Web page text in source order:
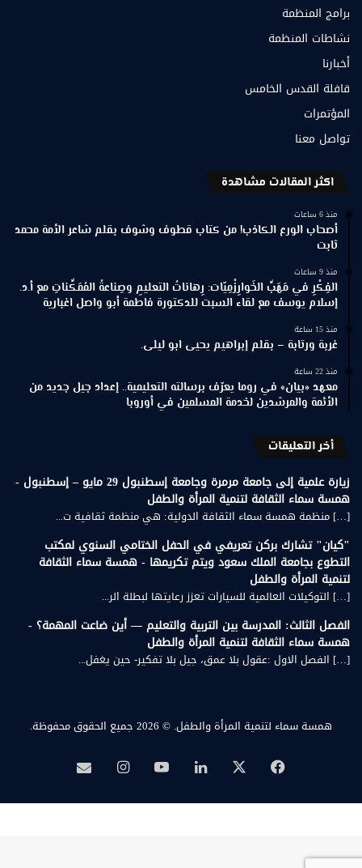
برامج المنظمة
نشاطات المنظمة
أخبارنا
قافلة القدس الخامس
المؤتمرات
تواصل معنا
اكثر المقالات مشاهدة
منذ 6 ساعات
أصحاب الورع الكاذب! من كتاب قطوف وشوف بقلم شاعر الأمة محمد
ثابت
منذ 9 ساعات
الفِكْرِ في مَهَبِّ الخَوارِزْمِيّات: رِهاناتُ التعليمِ وصِناعةُ المُمَكِّناتِ مع أ.د.
إسلام يوسف مع لقاء السبت للدكتورة فاطمة أبو واصل اغبارية
منذ 15 ساعة
غربة ورتابة – بقلم إبراهيم يحيى ابو ليلى.
منذ 22 ساعة
معهد «بيان» في روما يعرّف برسالته التعليمية.. إعداد جيل جديد من
الأئمة والمرشدين لخدمة المسلمين في أوروبا
أخر التعليقات
زيارة علمية إلى جامعة مرمرة وجامعة إسطنبول 29 مايو – إسطنبول -
همسة سماء الثقافة لتنمية المرأة والطفل
[…] منظمة همسة سماء الثقافة الدولية: هي منظمة ثقافية ت...
"كيان" تشارك بركن تعريفي في الحفل الختامي السنوي لمكتب
التطوع بجامعة الملك سعود ويتم تكريمها - همسة سماء الثقافة
لتنمية المرأة والطفل
[…] التوكيلات العالمية للسيارات تعزز رعايتها لبطلة الر...
الفصل الثالث: المدرسة بين التربية والتعليم — أين ضاعت المهمة؟ -
همسة سماء الثقافة لتنمية المرأة والطفل
[…] الفصل الاول :عقول بلا عمق، جيل بلا تفكير- حين يغفل...
همسة سماء لتنمية المرأة والطفل. © 2026 جميع الحقوق محفوظة.
فيسبوك لينكدإن‫YouTubeانستقرامبريد
همسة